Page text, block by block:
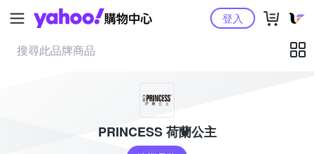
Yahoo購物中心登入
PRINCESS 荷蘭公主